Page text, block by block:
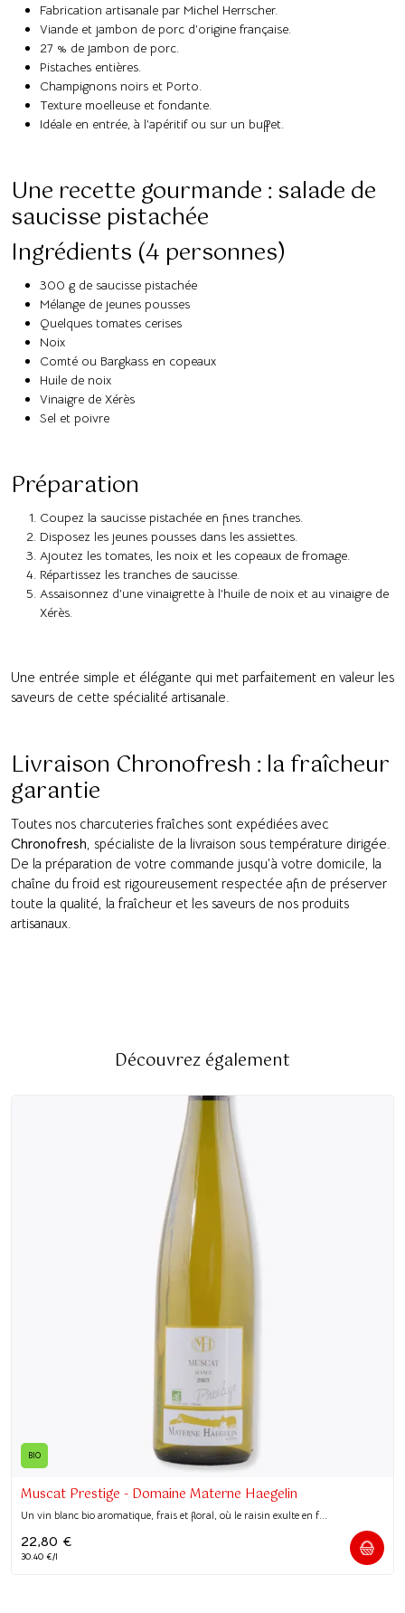
Fabrication artisanale par Michel Herrscher.
Viande et jambon de porc d’origine française.
27 % de jambon de porc.
Pistaches entières.
Champignons noirs et Porto.
Texture moelleuse et fondante.
Idéale en entrée, à l’apéritif ou sur un buffet.
Une recette gourmande : salade de
saucisse pistachée
Ingrédients (4 personnes)
300 g de saucisse pistachée
Mélange de jeunes pousses
Quelques tomates cerises
Noix
Comté ou Bargkass en copeaux
Huile de noix
Vinaigre de Xérès
Sel et poivre
Préparation
Coupez la saucisse pistachée en fines tranches.
Disposez les jeunes pousses dans les assiettes.
Ajoutez les tomates, les noix et les copeaux de fromage.
Répartissez les tranches de saucisse.
Assaisonnez d’une vinaigrette à l’huile de noix et au vinaigre de
Xérès.
Une entrée simple et élégante qui met parfaitement en valeur les
saveurs de cette spécialité artisanale.
Livraison Chronofresh : la fraîcheur
garantie
Toutes nos charcuteries fraîches sont expédiées avec
Chronofresh , spécialiste de la livraison sous température dirigée.
De la préparation de votre commande jusqu’à votre domicile, la
chaîne du froid est rigoureusement respectée afin de préserver
toute la qualité, la fraîcheur et les saveurs de nos produits
artisanaux.
Découvrez également
BIO
Muscat Prestige - Domaine Materne Haegelin
Un vin blanc bio aromatique, frais et floral, où le raisin exulte en f...
22,80 €
30.40 €/l